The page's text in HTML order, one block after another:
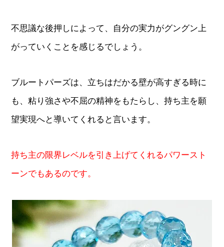
不思議な後押しによって、自分の実力がグングン上
がっていくことを感じるでしょう。
ブルートパーズは、立ちはだかる壁が高すぎる時に
も、粘り強さや不屈の精神をもたらし、持ち主を願
望実現へと導いてくれると言います。
持ち主の限界レベルを引き上げてくれるパワースト
ーンでもあるのです。